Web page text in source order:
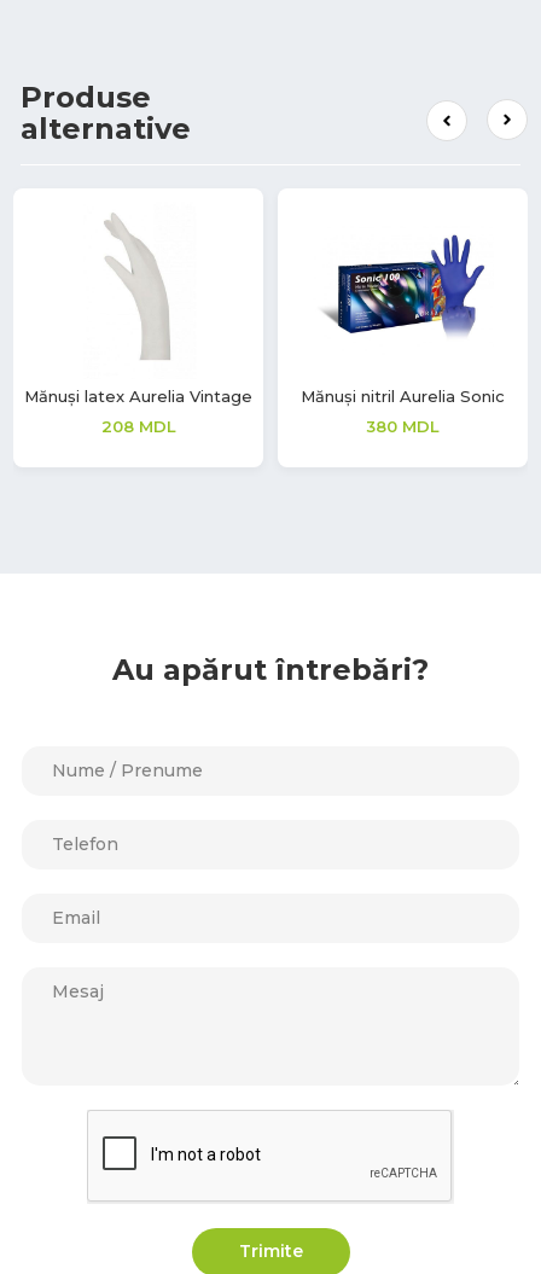
Produse
alternative
Mănuși latex Aurelia Vintage
208 MDL
Mănuși nitril Aurelia Sonic
380 MDL
Au apărut întrebări?
Trimite